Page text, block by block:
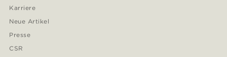
Karriere
Neue Artikel
Presse
CSR